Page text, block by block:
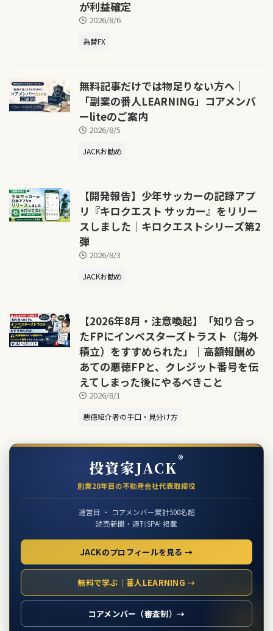
が利益確定
2026/8/6
為替FX
無料記事だけでは物足りない方へ｜
「副業の番人LEARNING」コアメンバ
ーliteのご案内
2026/8/5
JACKお勧め
【開発報告】少年サッカーの記録アプ
リ『キロクエスト サッカー』をリリー
スしました｜キロクエストシリーズ第2
弾
2026/8/3
JACKお勧め
【2026年8月・注意喚起】「知り合っ
たFPにインベスターズトラスト（海外
積立）をすすめられた」｜高額報酬め
あての悪徳FPと、クレジット番号を伝
えてしまった後にやるべきこと
2026/8/1
悪徳紹介者の手口・見分け方
投資家JACK®
創業20年目の不動産会社代表取締役
運営目 ・ コアメンバー累計500名超
読売新聞・週刊SPA! 掲載
JACKのプロフィールを見る →
無料で学ぶ｜番人LEARNING →
コアメンバー（審査制）→